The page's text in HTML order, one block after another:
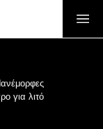
για λιτό